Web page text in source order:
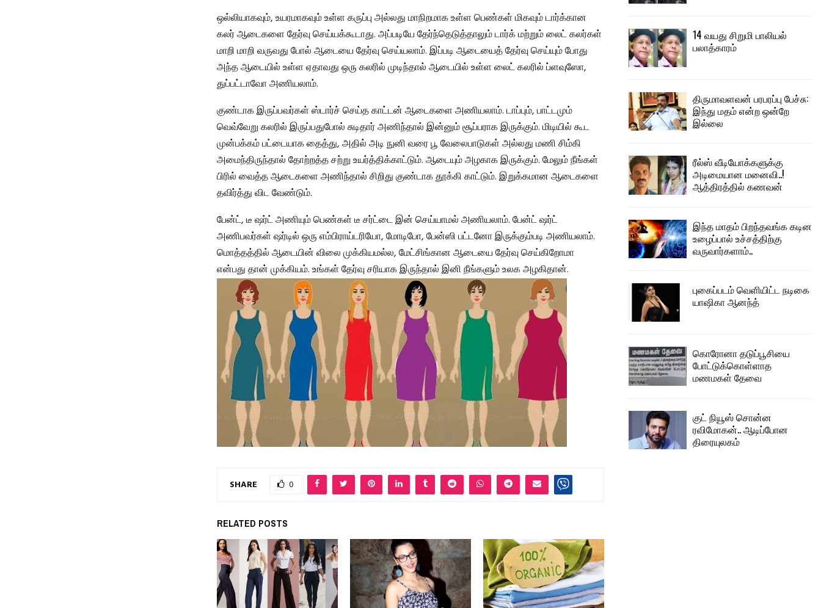
ஒல்லியாகவும், உயரமாகவும் உள்ள கருப்பு அல்லது மாநிறமாக உள்ள பெண்கள் மிகவும் டார்க்கான
கலர் ஆடைகளை தேர்வு செய்யக்கூடாது. அப்படியே தேர்ந்தெடுத்தாலும் டார்க் மற்றும் லைட் கலர்கள்
மாறி மாறி வருவது போல் ஆடையை தேர்வு செய்யலாம். இப்படி ஆடையைத் தேர்வு செய்யும் போது
அந்த ஆடையில் உள்ள ஏதாவது ஒரு கலரில் முடிந்தால் ஆடையில் உள்ள லைட் கலரில் ப்ளவுஸோ,
துப்பட்டாவோ அணியலாம்.
குண்டாக இருப்பவர்கள் ஸ்டார்ச் செய்த காட்டன் ஆடைகளை அணியலாம். டாப்பும், பாட்டமும்
வெவ்வேறு கலரில் இருப்பதுபோல் சுடிதார் அணிந்தால் இன்னும் சூப்பராக இருக்கும். மிடியில் கூட
முன்பக்கம் பட்டையாக தைத்து, அதில் அடி நுனி வரை பூ வேலைபாடுகள் அல்லது மணி சிம்கி
அமைந்திருந்தால் தோற்றத்த சற்று உயர்த்திக்காட்டும். ஆடையும் அழகாக இருக்கும். மேலும் நீங்கள்
பிரில் வைத்த ஆடைகளை அணிந்தால் சிறிது குண்டாக தூக்கி காட்டும். இறுக்கமான ஆடைகளை
தவிர்த்து விட வேண்டும்.
பேன்ட், டீ ஷர்ட் அணியும் பெண்கள் டீ சர்ட்டை இன் செய்யாமல் அணியலாம். பேன்ட் ஷர்ட்
அணிபவர்கள் ஷர்டில் ஒரு எம்பிராய்டரியோ, மோடிபோ, பேன்ஸி பட்டனோ இருக்கும்படி அணியலாம்.
மொத்தத்தில் ஆடையின் விலை முக்கியமல்ல, மேட்சிங்கான ஆடையை தேர்வு செய்கிறோமா
என்பது தான் முக்கியம். உங்கள் தேர்வு சரியாக இருந்தால் இனி நீங்களும் உலக அழகிதான்.
SHARE 0
RELATED POSTS
14 வயது சிறுமி பாலியல்
பலாத்காரம்
திருமாவளவன் பரபரப்பு பேச்சு:
இந்து மதம் என்ற ஒன்றே
இல்லை
ரீல்ஸ் வீடியோக்களுக்கு
அடிமையான மனைவி..!
ஆத்திரத்தில் கணவன்
இந்த மாதம் பிறந்தவங்க கடின
உழைப்பால் உச்சத்திற்கு
வருவார்களாம்..
புகைப்படம் வெளியிட்ட நடிகை
யாஷிகா ஆனந்த்
கொரோனா தடுப்பூசியை
போட்டுக்கொள்ளாத
மணமகள் தேவை
குட் நியூஸ் சொன்ன
ரவிமோகன்.. ஆடிப்போன
திரையுலகம்